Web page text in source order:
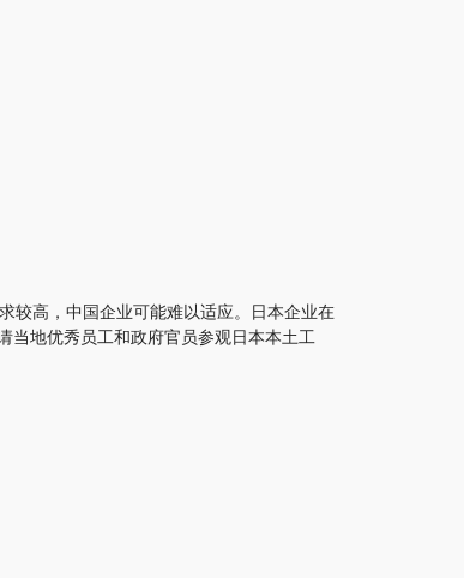
较高，中国企业可能难以适应。日本企业在
当地优秀员工和政府官员参观日本本土工